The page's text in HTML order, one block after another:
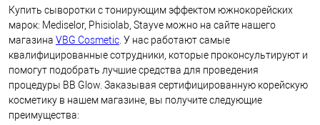
Купить сыворотки с тонирующим эффектом южнокорейских
марок: Mediselor, Phisiolab, Stayve можно на сайте нашего
магазина VBG Cosmetic . У нас работают самые
квалифицированные сотрудники, которые проконсультируют и
помогут подобрать лучшие средства для проведения
процедуры BB Glow. Заказывая сертифицированную корейскую
косметику в нашем магазине, вы получите следующие
преимущества: